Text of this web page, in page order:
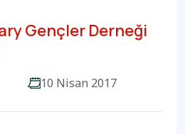
Gençler Derneği
10 Nisan 2017